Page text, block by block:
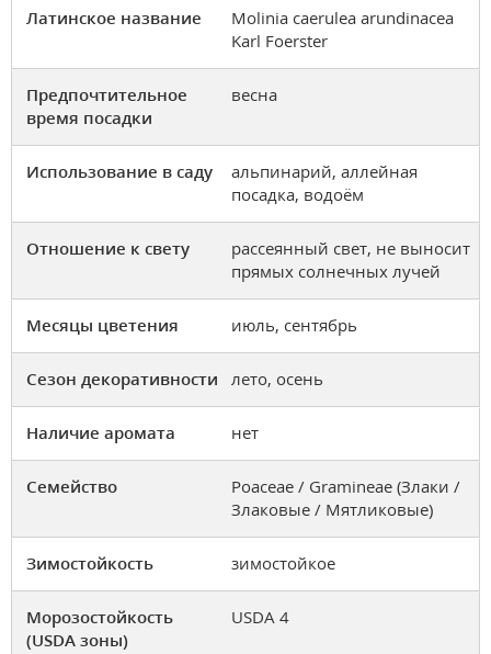
Латинское название
Molinia caerulea arundinacea
Karl Foerster
Предпочтительное
время посадки
весна
Использование в саду
альпинарий, аллейная
посадка, водоём
Отношение к свету
рассеянный свет, не выносит
прямых солнечных лучей
Месяцы цветения июль, сентябрь
Сезон декоративности лето, осень
Наличие аромата нет
Семейство
Poaceae / Gramineae (Злаки /
Злаковые / Мятликовые)
Зимостойкость зимостойкое
Морозостойкость
(USDA зоны)
USDA 4